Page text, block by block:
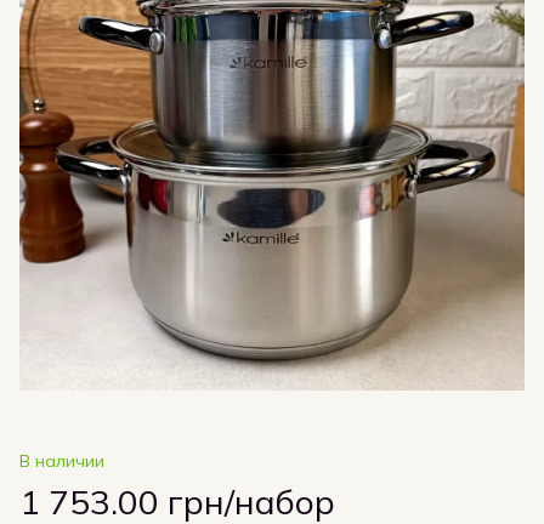
В наличии
1 753.00 грн/набор